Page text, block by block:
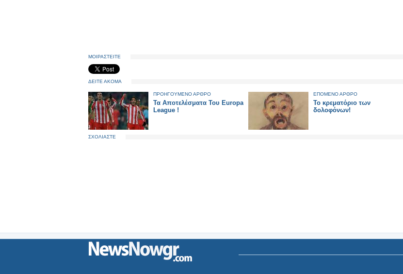
ΜΟΙΡΑΣΤΕΙΤΕ
ΔΕΙΤΕ ΑΚΟΜΑ
ΠΡΟΗΓΟΥΜΕΝΟ ΑΡΘΡΟ
Τα Αποτελέσματα Του Europa
League !
ΕΠΟΜΕΝΟ ΑΡΘΡΟ
Το κρεματόριο των
δολοφόνων!
ΣΧΟΛΙΑΣΤΕ